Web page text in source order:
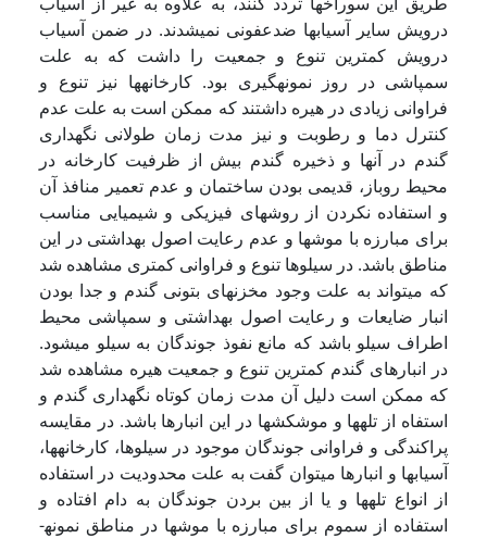
درویش سایر آسیابها ضدعفونی نمی­شدند. در ضمن آسیاب
درویش کمترین تنوع و جمعیت را داشت که به علت
سمپاشی در روز نمونه­گیری بود. کارخانه­ها نیز تنوع و
فراوانی زیادی در هیره داشتند که ممکن است به علت عدم
کنترل دما و رطوبت و نیز مدت زمان طولانی نگهداری
گندم در آنها و ذخیره گندم بیش از ظرفیت کارخانه در
محیط روباز، قدیمی بودن ساختمان و عدم تعمیر منافذ آن
و استفاده نکردن از روشهای فیزیکی و شیمیایی مناسب
برای مبارزه با موشها و عدم رعایت اصول بهداشتی در این
مناطق باشد. در سیلوها تنوع و فراوانی کمتری مشاهده شد
که می­تواند به علت وجود مخزنهای بتونی گندم و جدا بودن
انبار ضایعات و رعایت اصول بهداشتی و سمپاشی محیط
اطراف سیلو باشد که مانع نفوذ جوندگان به سیلو می­شود.
در انبارهای گندم کمترین تنوع و جمعیت هیره مشاهده شد
که ممکن است دلیل آن مدت زمان کوتاه نگهداری گندم و
استفاه از تله­ها و موش­کشها در این انبارها باشد. در مقایسه
پراکندگی و فراوانی جوندگان موجود در سیلوها، کارخانه­ها،
آسیابها و انبارها می­توان گفت به علت محدودیت در استفاده
از انواع تله­ها و یا از بین بردن جوندگان به دام افتاده و
استفاده از سموم برای مبارزه با موشها در مناطق نمونه­